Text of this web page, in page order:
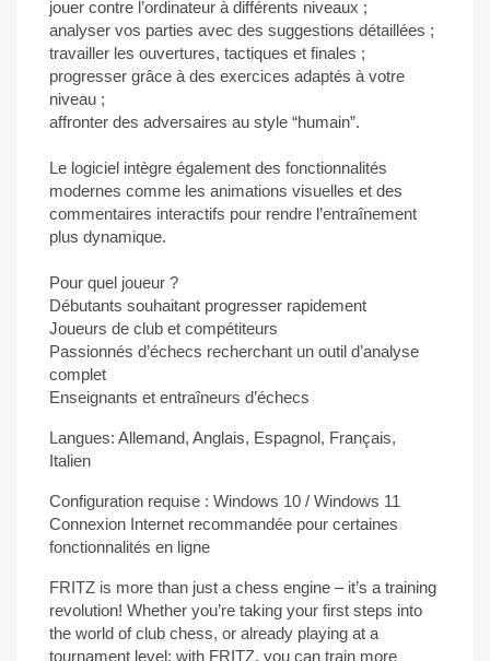
jouer contre l’ordinateur à différents niveaux ;
analyser vos parties avec des suggestions détaillées ;
travailler les ouvertures, tactiques et finales ;
progresser grâce à des exercices adaptés à votre
niveau ;
affronter des adversaires au style “humain”.
Le logiciel intègre également des fonctionnalités
modernes comme les animations visuelles et des
commentaires interactifs pour rendre l’entraînement
plus dynamique.
Pour quel joueur ?
Débutants souhaitant progresser rapidement
Joueurs de club et compétiteurs
Passionnés d’échecs recherchant un outil d’analyse
complet
Enseignants et entraîneurs d’échecs
Langues: Allemand, Anglais, Espagnol, Français,
Italien
Configuration requise : Windows 10 / Windows 11
Connexion Internet recommandée pour certaines
fonctionnalités en ligne
FRITZ is more than just a chess engine – it’s a training
revolution! Whether you’re taking your first steps into
the world of club chess, or already playing at a
tournament level: with FRITZ, you can train more